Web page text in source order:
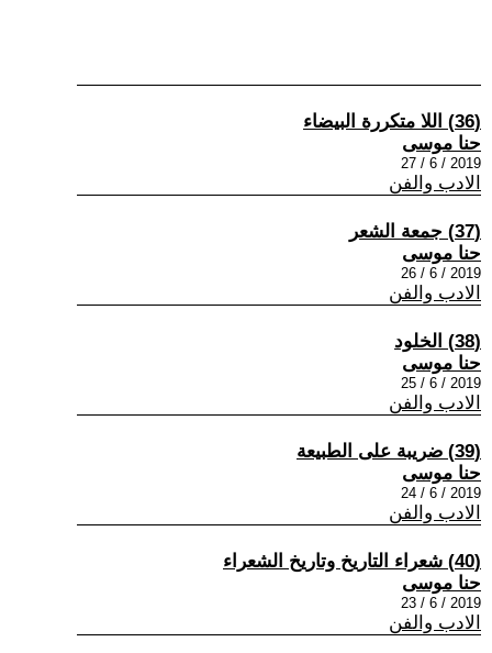
(36) اللا متكررة البيضاء
حنا موسى
2019 / 6 / 27
الادب والفن
(37) جمعة الشعر
حنا موسى
2019 / 6 / 26
الادب والفن
(38) الخلود
حنا موسى
2019 / 6 / 25
الادب والفن
(39) ضريبة على الطبيعة
حنا موسى
2019 / 6 / 24
الادب والفن
(40) شعراء التاريخ وتاريخ الشعراء
حنا موسى
2019 / 6 / 23
الادب والفن